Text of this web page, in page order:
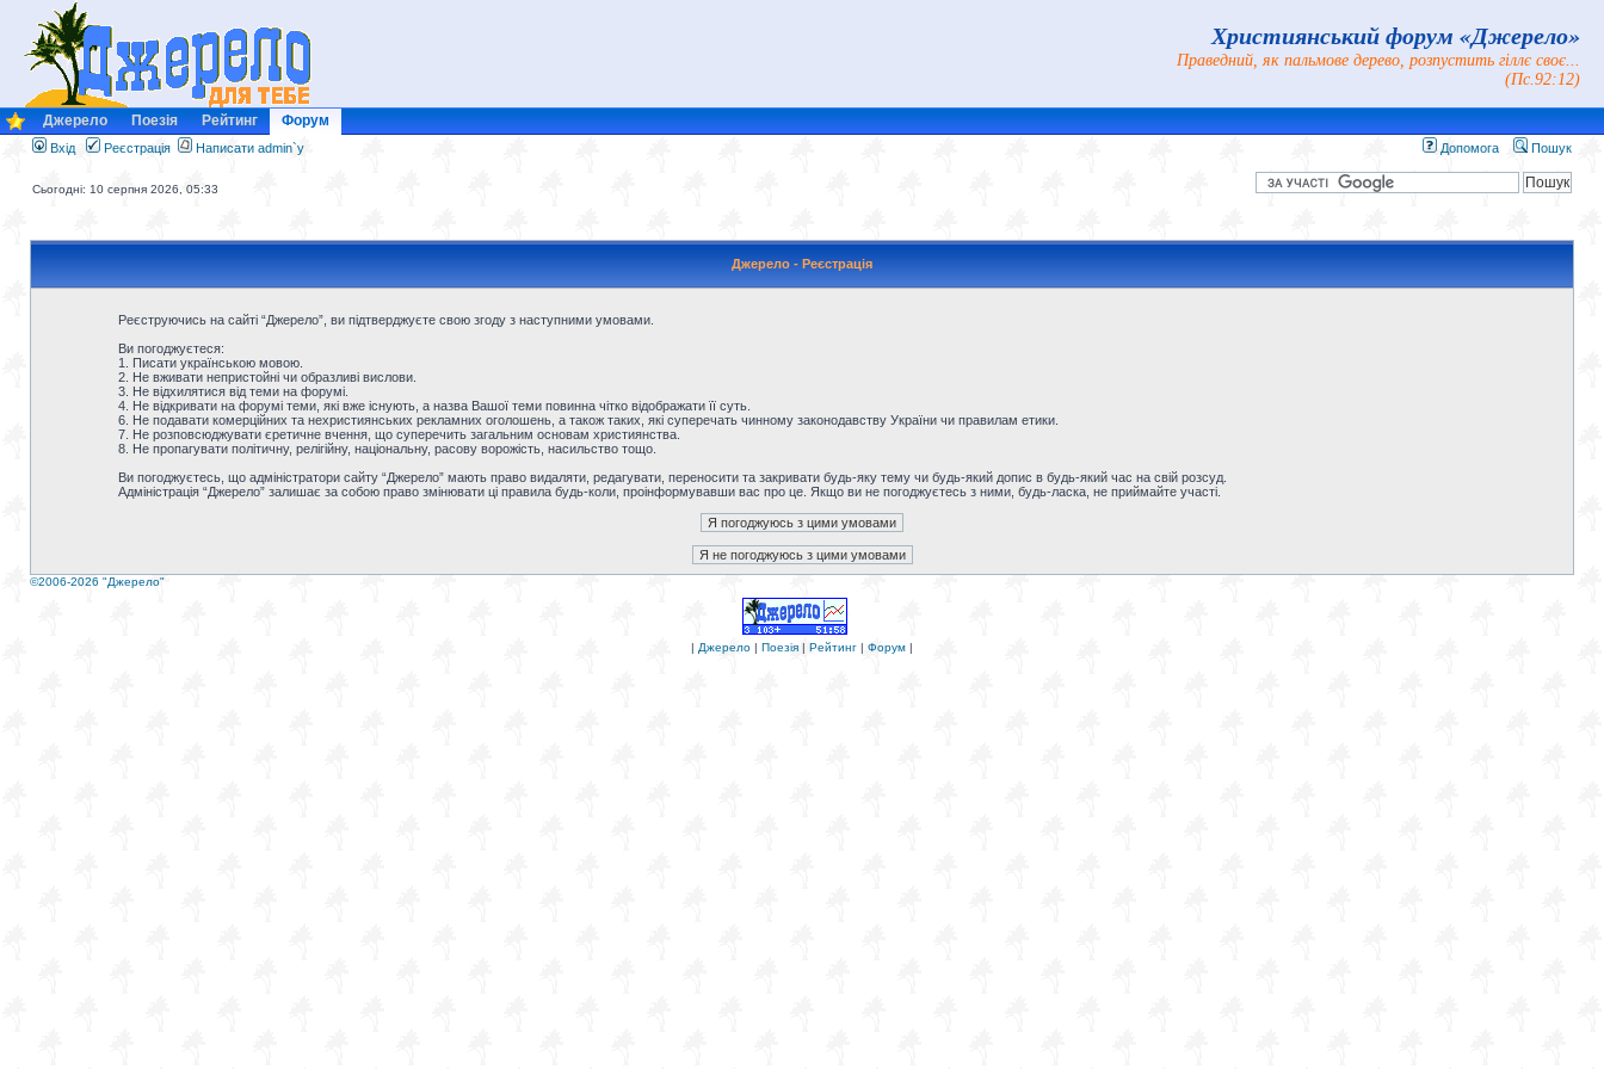
Християнський форум «Джерело»
Праведний, як пальмове дерево, розпустить гіллє своє...
(Пс.92:12)
Джерело Поезія Рейтинг Форум
Вхід Реєстрація Написати admin`у Допомога Пошук
Сьогодні: 10 серпня 2026, 05:33
Джерело - Реєстрація
Реєструючись на сайті “Джерело”, ви підтверджуєте свою згоду з наступними умовами.
Ви погоджуєтеся:
1. Писати українською мовою.
2. Не вживати непристойні чи образливі вислови.
3. Не відхилятися від теми на форумі.
4. Не відкривати на форумі теми, які вже існують, а назва Вашої теми повинна чітко відображати її суть.
6. Не подавати комерційних та нехристиянських рекламних оголошень, а також таких, які суперечать чинному законодавству України чи правилам етики.
7. Не розповсюджувати єретичне вчення, що суперечить загальним основам християнства.
8. Не пропагувати політичну, релігійну, національну, расову ворожість, насильство тощо.
Ви погоджуєтесь, що адміністратори сайту “Джерело” мають право видаляти, редагувати, переносити та закривати будь-яку тему чи будь-який допис в будь-який час на свій розсуд.
Адміністрація “Джерело” залишає за собою право змінювати ці правила будь-коли, проінформувавши вас про це. Якщо ви не погоджуєтесь з ними, будь-ласка, не приймайте участі.
©2006-2026 "Джерело"
| Джерело | Поезія | Рейтинг | Форум |